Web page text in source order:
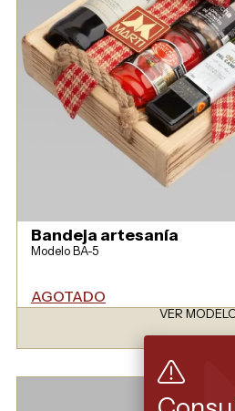
Bandeja artesanía
Modelo BA-5
AGOTADO
VER